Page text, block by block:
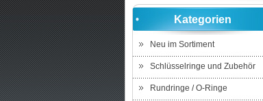
Kategorien
Neu im Sortiment
Schlüsselringe und Zubehör
Rundringe / O-Ringe